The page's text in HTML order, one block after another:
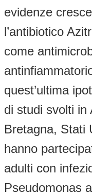
evidenze
l’antibiotico
come
quest’ultima
di studi svolti in
Bretagna, Stati
hanno
adulti con
Pseudomonas